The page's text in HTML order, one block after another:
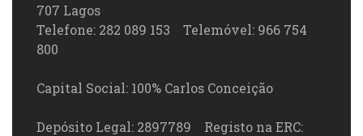
707 Lagos
Telefone: 282 089 153 Telemóvel: 966 754
800
Capital Social: 100% Carlos Conceição
Depósito Legal: 2897789 Registo na ERC: